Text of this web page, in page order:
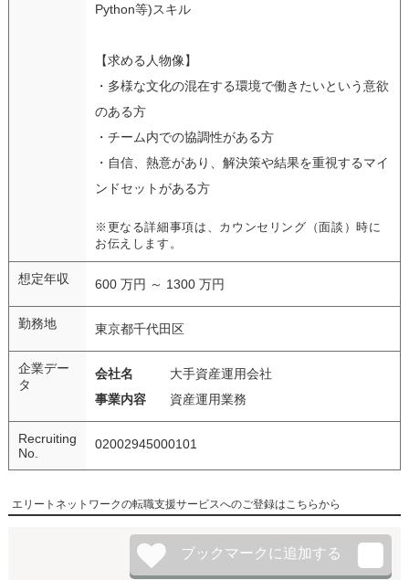
Python等)スキル
【求める人物像】
・多様な文化の混在する環境で働きたいという意欲
のある方
・チーム内での協調性がある方
・自信、熱意があり、解決策や結果を重視するマイ
ンドセットがある方
※更なる詳細事項は、カウンセリング（面談）時に
お伝えします。
想定年収 600 万円 ～ 1300 万円
勤務地 東京都千代田区
企業デー
タ
会社名
大手資産運用会社
事業内容
資産運用業務
Recruiting
No.
02002945000101
エリートネットワークの転職支援サービスへのご登録はこちらから